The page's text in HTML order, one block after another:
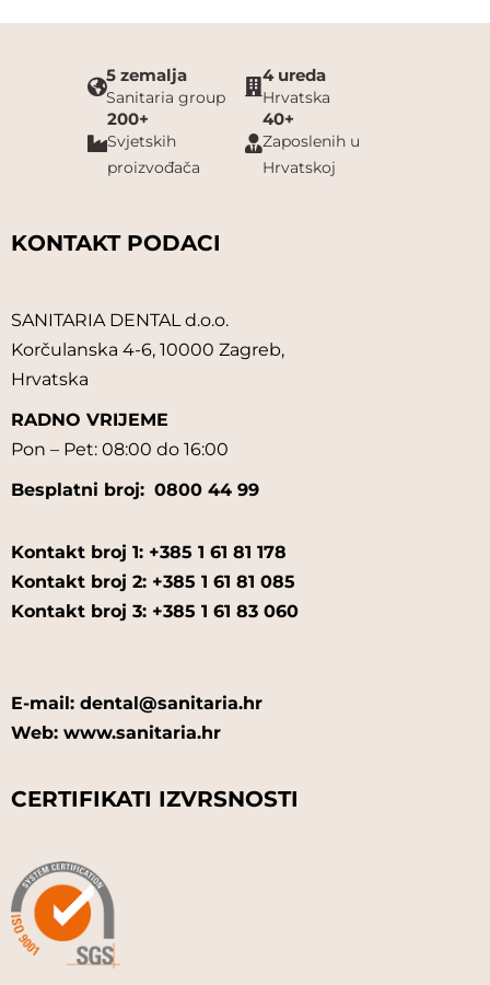
5 zemalja
Sanitaria group
4 ureda
Hrvatska
200+
Svjetskih
proizvođača
40+
Zaposlenih u
Hrvatskoj
KONTAKT PODACI
SANITARIA DENTAL d.o.o.
Korčulanska 4-6, 10000 Zagreb,
Hrvatska
RADNO VRIJEME
Pon – Pet: 08:00 do 16:00
Besplatni broj: 0800 44 99
Kontakt broj 1: +385 1 61 81 178
Kontakt broj 2: +385 1 61 81 085
Kontakt broj 3: +385 1 61 83 060
E-mail: dental@sanitaria.hr
Web: www.sanitaria.hr
CERTIFIKATI IZVRSNOSTI